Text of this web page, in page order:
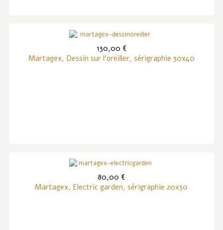
130,00 €
Martagex, Dessin sur l'oreiller, sérigraphie 30x40
80,00 €
Martagex, Electric garden, sérigraphie 20x30